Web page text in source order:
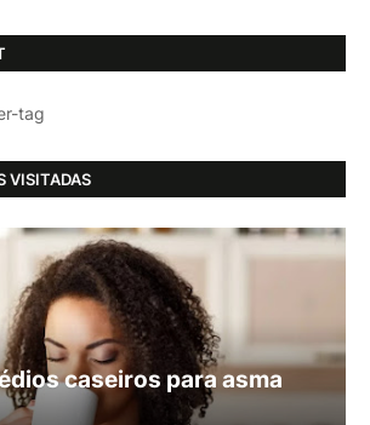
tag
VISITADAS
caseiros para asma